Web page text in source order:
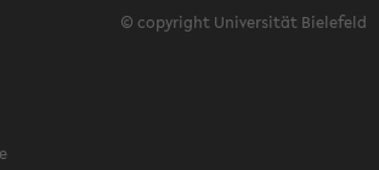
© copyright Universität Bielefeld